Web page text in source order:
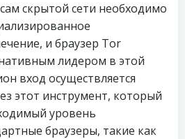
скрытой сети необходимо
и браузер Tor
лидером в этой
вход осуществляется
этот инструмент, который
уровень
браузеры, такие как